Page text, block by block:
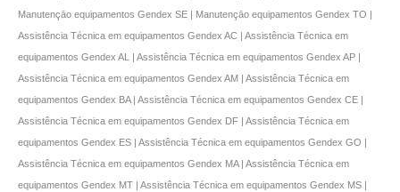
Manutençāo equipamentos Gendex SE | Manutençāo equipamentos Gendex TO |
Assistência Técnica em equipamentos Gendex AC | Assistência Técnica em
equipamentos Gendex AL | Assistência Técnica em equipamentos Gendex AP |
Assistência Técnica em equipamentos Gendex AM | Assistência Técnica em
equipamentos Gendex BA | Assistência Técnica em equipamentos Gendex CE |
Assistência Técnica em equipamentos Gendex DF | Assistência Técnica em
equipamentos Gendex ES | Assistência Técnica em equipamentos Gendex GO |
Assistência Técnica em equipamentos Gendex MA | Assistência Técnica em
equipamentos Gendex MT | Assistência Técnica em equipamentos Gendex MS |